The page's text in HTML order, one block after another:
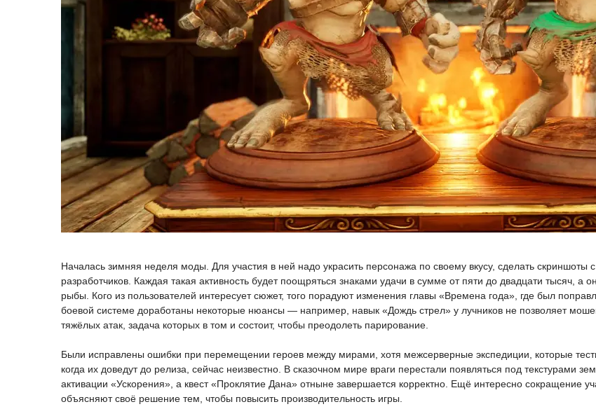
Началась зимняя неделя моды. Для участия в ней надо украсить персонажа по своему вкусу, сделать скриншоты
разработчиков. Каждая такая активность будет поощряться знаками удачи в сумме от пяти до двадцати тысяч, а
рыбы. Кого из пользователей интересует сюжет, того порадуют изменения главы «Времена года», где был
боевой системе доработаны некоторые нюансы — например, навык «Дождь стрел» у лучников не позволяет
тяжёлых атак, задача которых в том и состоит, чтобы преодолеть парирование.
Были исправлены ошибки при перемещении героев между мирами, хотя межсерверные экспедиции, которые
когда их доведут до релиза, сейчас неизвестно. В сказочном мире враги перестали появляться под текстурами
активации «Ускорения», а квест «Проклятие Дана» отныне завершается корректно. Ещё интересно сокращение
объясняют своё решение тем, чтобы повысить производительность игры.